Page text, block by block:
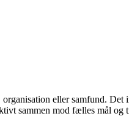
eller samfund.
sammen mod fælles mål og